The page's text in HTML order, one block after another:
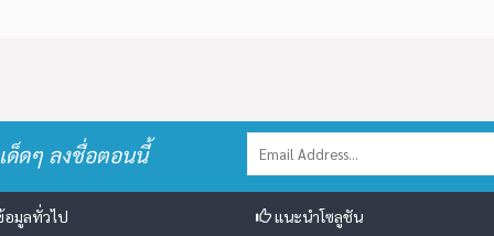
ด็ดๆ ลงชื่อตอนนี้
มูลทั่วไป แนะนำโซลูชัน